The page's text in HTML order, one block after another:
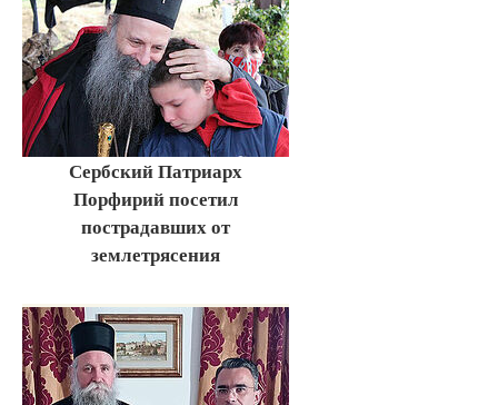
Сербский Патриарх
Порфирий посетил
пострадавших от
землетрясения